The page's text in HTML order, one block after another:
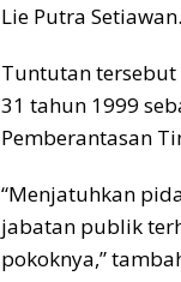
Lie Putra Setiawan.
Tuntutan
31 tahun 1999
Pemberantasan
“Menjatuhkan
jabatan publik
pokoknya,”